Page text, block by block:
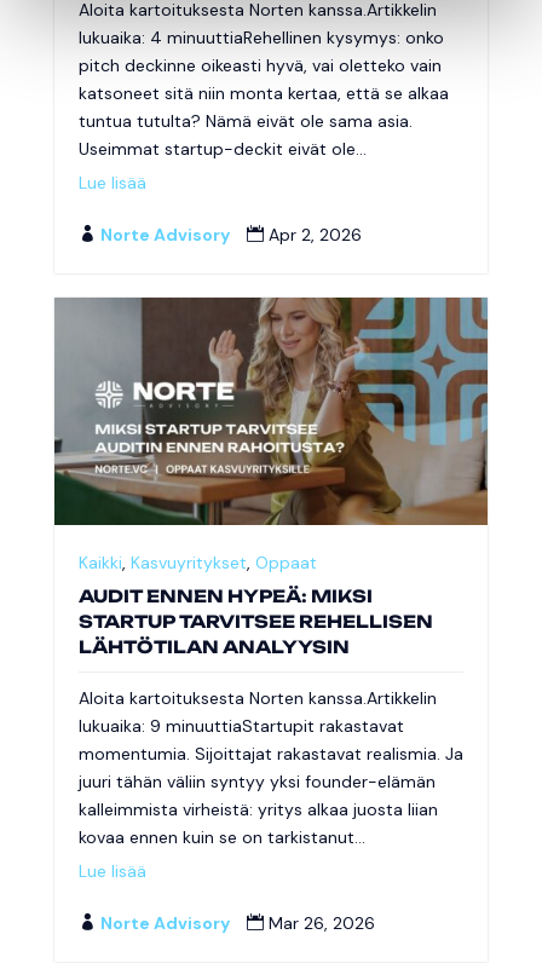
Aloita kartoituksesta Norten kanssa.Artikkelin
lukuaika: 4 minuuttiaRehellinen kysymys: onko
pitch deckinne oikeasti hyvä, vai oletteko vain
katsoneet sitä niin monta kertaa, että se alkaa
tuntua tutulta? Nämä eivät ole sama asia.
Useimmat startup-deckit eivät ole...
Lue lisää
 Norte Advisory  Apr 2, 2026
Kaikki, Kasvuyritykset, Oppaat
AUDIT ENNEN HYPEÄ: MIKSI
STARTUP TARVITSEE REHELLISEN
LÄHTÖTILAN ANALYYSIN
Aloita kartoituksesta Norten kanssa.Artikkelin
lukuaika: 9 minuuttiaStartupit rakastavat
momentumia. Sijoittajat rakastavat realismia. Ja
juuri tähän väliin syntyy yksi founder-elämän
kalleimmista virheistä: yritys alkaa juosta liian
kovaa ennen kuin se on tarkistanut...
Lue lisää
 Norte Advisory  Mar 26, 2026